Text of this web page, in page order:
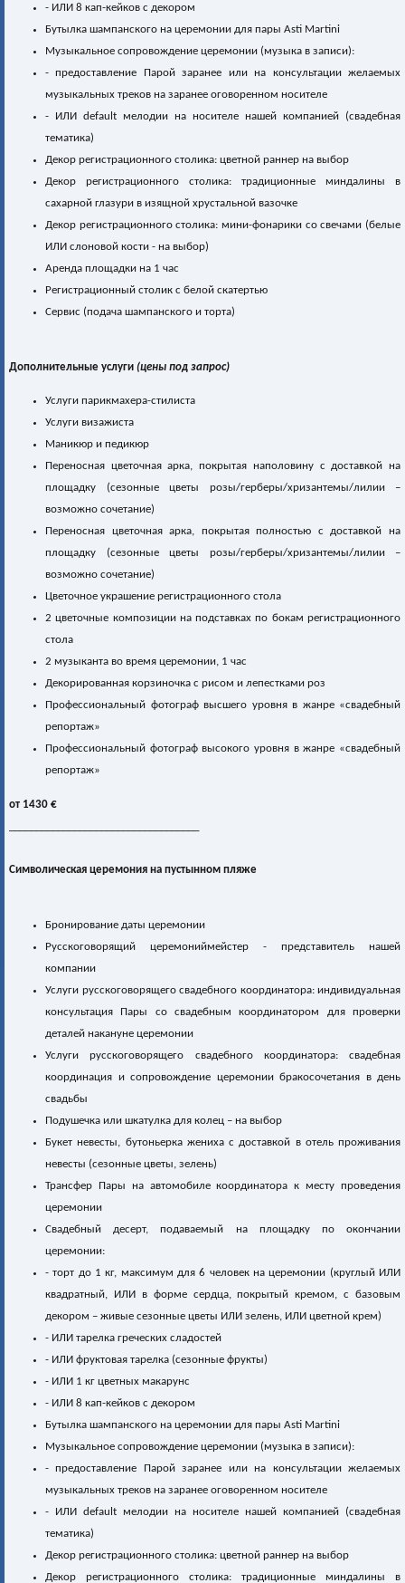
- ИЛИ 8 кап-кейков с декором
Бутылка шампанского на церемонии для пары Asti Martini
Музыкальное сопровождение церемонии (музыка в записи):
- предоставление Парой заранее или на консультации желаемых
музыкальных треков на заранее оговоренном носителе
- ИЛИ default мелодии на носителе нашей компанией (свадебная
тематика)
Декор регистрационного столика: цветной раннер на выбор
Декор регистрационного столика: традиционные миндалины в
сахарной глазури в изящной хрустальной вазочке
Декор регистрационного столика: мини-фонарики со свечами (белые
ИЛИ слоновой кости - на выбор)
Аренда площадки на 1 час
Регистрационный столик с белой скатертью
Сервис (подача шампанского и торта)
Дополнительные услуги (цены под запрос)
Услуги парикмахера-стилиста
Услуги визажиста
Маникюр и педикюр
Переносная цветочная арка, покрытая наполовину c доставкой на
площадку (сезонные цветы розы/герберы/хризантемы/лилии –
возможно сочетание)
Переносная цветочная арка, покрытая полностью c доставкой на
площадку (сезонные цветы розы/герберы/хризантемы/лилии –
возможно сочетание)
Цветочное украшение регистрационного стола
2 цветочные композиции на подставках по бокам регистрационного
стола
2 музыканта во время церемонии, 1 час
Декорированная корзиночка с рисом и лепестками роз
Профессиональный фотограф высшего уровня в жанре «свадебный
репортаж»
Профессиональный фотограф высокого уровня в жанре «свадебный
репортаж»
от 1430 €
Символическая церемония на пустынном пляже
Бронирование даты церемонии
Русскоговорящий церемониймейстер - представитель нашей
компании
Услуги русскоговорящего свадебного координатора: индивидуальная
консультация Пары со свадебным координатором для проверки
деталей накануне церемонии
Услуги русскоговорящего свадебного координатора: свадебная
координация и сопровождение церемонии бракосочетания в день
свадьбы
Подушечка или шкатулка для колец – на выбор
Букет невесты, бутоньерка жениха с доставкой в отель проживания
невесты (сезонные цветы, зелень)
Трансфер Пары на автомобиле координатора к месту проведения
церемонии
Свадебный десерт, подаваемый на площадку по окончании
церемонии:
- торт до 1 кг, максимум для 6 человек на церемонии (круглый ИЛИ
квадратный, ИЛИ в форме сердца, покрытый кремом, с базовым
декором – живые сезонные цветы ИЛИ зелень, ИЛИ цветной крем)
- ИЛИ тарелка греческих сладостей
- ИЛИ фруктовая тарелка (сезонные фрукты)
- ИЛИ 1 кг цветных макарунс
- ИЛИ 8 кап-кейков с декором
Бутылка шампанского на церемонии для пары Asti Martini
Музыкальное сопровождение церемонии (музыка в записи):
- предоставление Парой заранее или на консультации желаемых
музыкальных треков на заранее оговоренном носителе
- ИЛИ default мелодии на носителе нашей компанией (свадебная
тематика)
Декор регистрационного столика: цветной раннер на выбор
Декор регистрационного столика: традиционные миндалины в